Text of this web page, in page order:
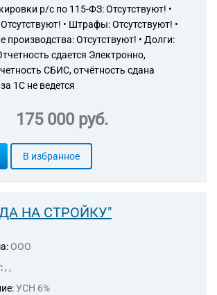
р/с по 115-ФЗ: Отсутствуют! •
• Штрафы: Отсутствуют! •
производства: Отсутствуют! • Долги:
сдается Электронно,
СБИС, отчётность сдана
1С не ведется
175 000 руб.
В избранное
НА СТРОЙКУ"
ООО
, ,
УСН 6%